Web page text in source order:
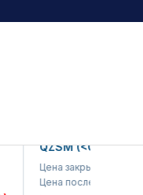
QZSM
Цена закрытия :
Цена последний сделки